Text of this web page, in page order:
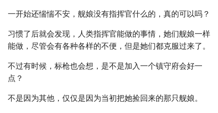
一开始还惴惴不安，舰娘没有指挥官什么的，真的可以吗？
习惯了后就会发现，人类指挥官能做的事情，她们舰娘一样
能做，尽管会有各种各样的不便，但是她们都克服过来了。
不过有时候，标枪也会想，是不是加入一个镇守府会好一
点？
不是因为其他，仅仅是因为当初把她捡回来的那只舰娘。